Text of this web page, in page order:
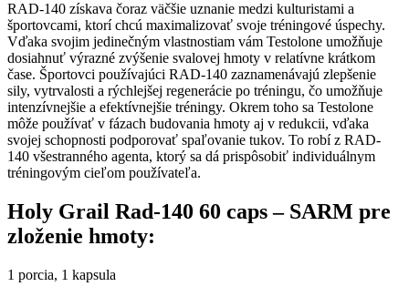
RAD-140 získava čoraz väčšie uznanie medzi kulturistami a
športovcami, ktorí chcú maximalizovať svoje tréningové úspechy.
Vďaka svojim jedinečným vlastnostiam vám Testolone umožňuje
dosiahnuť výrazné zvýšenie svalovej hmoty v relatívne krátkom
čase. Športovci používajúci RAD-140 zaznamenávajú zlepšenie
sily, vytrvalosti a rýchlejšej regenerácie po tréningu, čo umožňuje
intenzívnejšie a efektívnejšie tréningy. Okrem toho sa Testolone
môže používať v fázach budovania hmoty aj v redukcii, vďaka
svojej schopnosti podporovať spaľovanie tukov. To robí z RAD-
140 všestranného agenta, ktorý sa dá prispôsobiť individuálnym
tréningovým cieľom používateľa.
Holy Grail Rad-140 60 caps – SARM pre
zloženie hmoty:
1 porcia, 1 kapsula